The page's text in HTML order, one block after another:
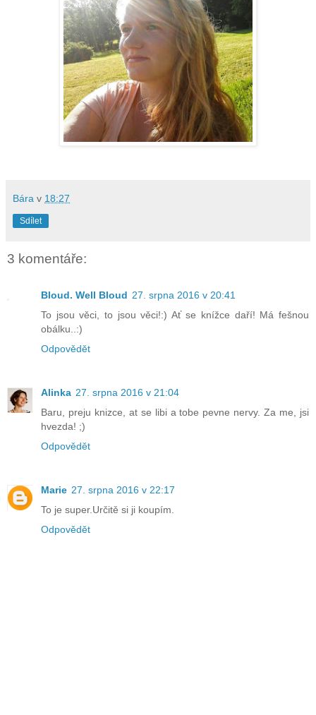
Bára v 18:27
Sdílet
3 komentáře:
Bloud. Well Bloud 27. srpna 2016 v 20:41
To jsou věci, to jsou věci!:) Ať se knížce daří! Má fešnou
obálku..:)
Odpovědět
Alinka 27. srpna 2016 v 21:04
Baru, preju knizce, at se libi a tobe pevne nervy. Za me, jsi
hvezda! ;)
Odpovědět
Marie 27. srpna 2016 v 22:17
To je super.Určitě si ji koupím.
Odpovědět